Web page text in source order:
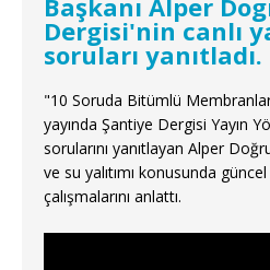
Başkanı Alper
Dergisi'nin canlı
soruları yanıtladı.
"10 Soruda Bitümlü Membranlar
yayında Şantiye Dergisi Yayın
sorularını yanıtlayan Alper
ve su yalıtımı konusunda
çalışmalarını anlattı.